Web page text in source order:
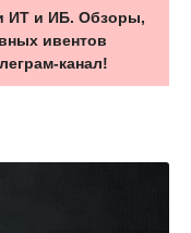
ИТ и ИБ. Обзоры,
ивентов
канал!